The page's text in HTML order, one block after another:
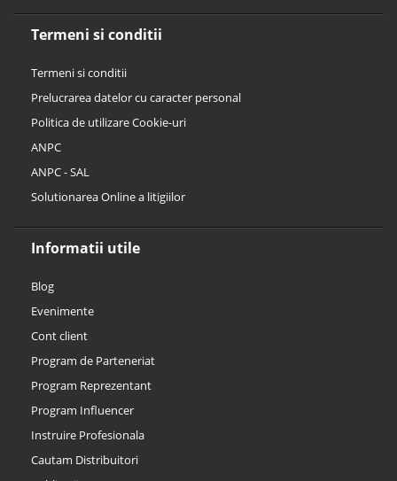
Termeni si conditii
Termeni si conditii
Prelucrarea datelor cu caracter personal
Politica de utilizare Cookie-uri
ANPC
ANPC - SAL
Solutionarea Online a litigiilor
Informatii utile
Blog
Evenimente
Cont client
Program de Parteneriat
Program Reprezentant
Program Influencer
Instruire Profesionala
Cautam Distribuitori